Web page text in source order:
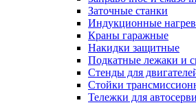
Заточные станки
Индукционные
Краны гаражные
Накидки защитные
Подкатные лежаки и
Стенды для
Стойки
Тележки для